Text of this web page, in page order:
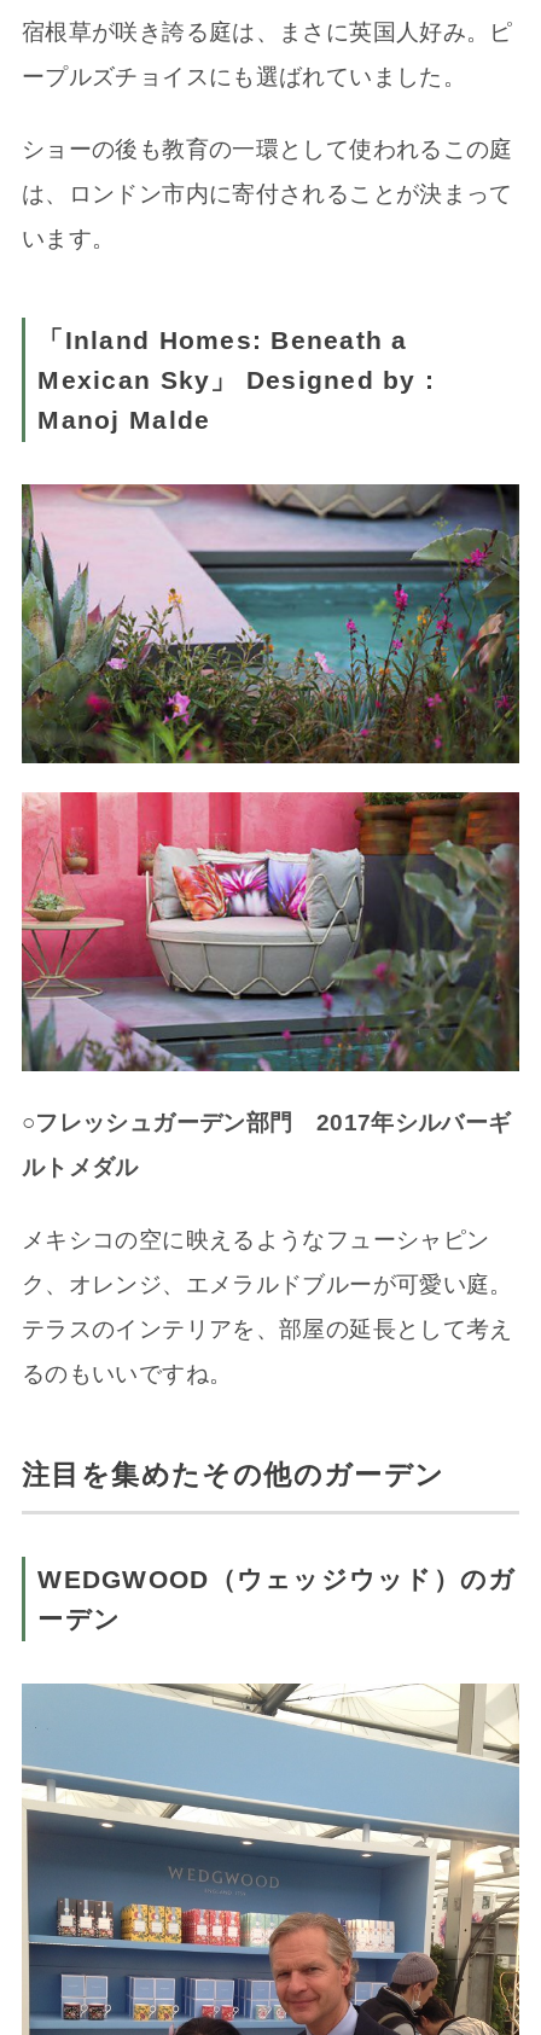
宿根草が咲き誇る庭は、まさに英国人好み。ピ
ープルズチョイスにも選ばれていました。
ショーの後も教育の一環として使われるこの庭
は、ロンドン市内に寄付されることが決まって
います。
「Inland Homes: Beneath a
Mexican Sky」 Designed by :
Manoj Malde
○フレッシュガーデン部門 2017年シルバーギ
ルトメダル
メキシコの空に映えるようなフューシャピン
ク、オレンジ、エメラルドブルーが可愛い庭。
テラスのインテリアを、部屋の延長として考え
るのもいいですね。
注目を集めたその他のガーデン
WEDGWOOD（ウェッジウッド）のガ
ーデン